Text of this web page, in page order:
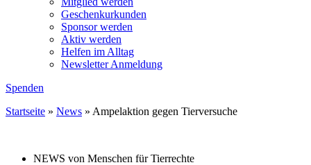
Geschenkurkunden
Sponsor werden
Aktiv werden
Helfen im Alltag
Newsletter Anmeldung
Spenden
Startseite » News » Ampelaktion gegen Tierversuche
NEWS von Menschen für Tierrechte